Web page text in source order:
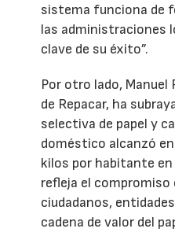
sistema funciona de
las administraciones
clave de su éxito”.
Por otro lado, Manuel
de Repacar, ha
selectiva de papel y
doméstico alcanzó
kilos por habitante
refleja el compromiso
ciudadanos,
cadena de valor del